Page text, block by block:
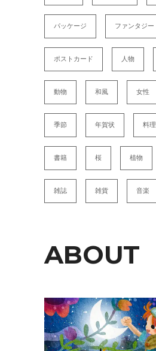
パッケージ ファンタジー
ポストカード 人物
動物 和風 女性
季節 年賀状 料理
書籍 桜 植物
雑誌 雑貨 音楽
ABOUT